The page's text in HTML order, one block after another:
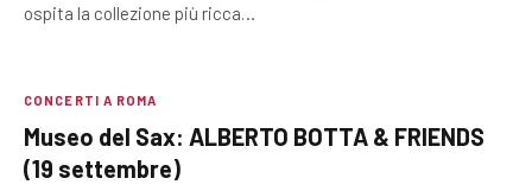
ospita la collezione più ricca…
CONCERTI A ROMA
Museo del Sax: ALBERTO BOTTA & FRIENDS
(19 settembre)